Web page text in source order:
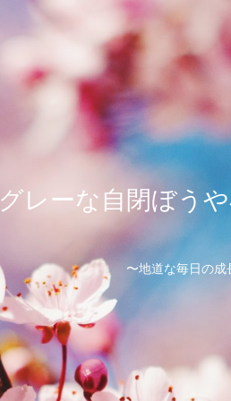
グレーな自閉ぼう
〜地道な毎日の成